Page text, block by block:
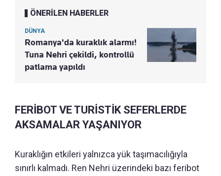
ÖNERİLEN HABERLER
DÜNYA
Romanya'da kuraklık alarmı!
Tuna Nehri çekildi, kontrollü
patlama yapıldı
FERİBOT VE TURİSTİK SEFERLERDE
AKSAMALAR YAŞANIYOR
Kuraklığın etkileri yalnızca yük taşımacılığıyla
sınırlı kalmadı. Ren Nehri üzerindeki bazı feribot